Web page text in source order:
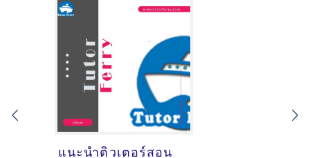
พระนครศรีอยุธยา)
แนะนำติวเตอร์สอน